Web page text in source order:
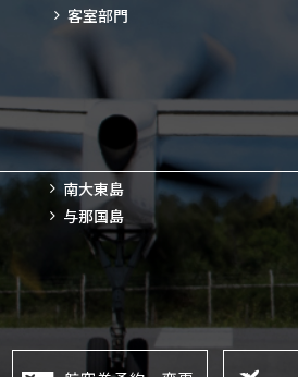
客室部門
南大東島
与那国島